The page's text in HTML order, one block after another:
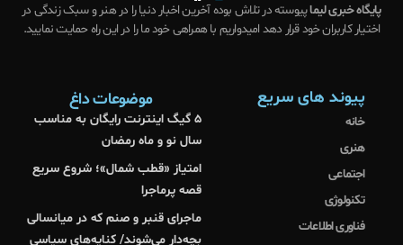
پایگاه خبری لیماپیوسته در تلاش بوده آخرین اخبار دنیا را در هنر و سبک زندگی در
اختیار کاربران خود قرار دهد امیدواریم با همراهی خود ما را در این راه حمایت نمایید.
پیوند های سریع
خانه
هنری
اجتماعی
تکنولوژی
فناوری اطلاعات
موضوعات داغ
۵ گیگ اینترنت رایگان به مناسب
سال نو و ماه رمضان
امتیاز «قطب شمال»؛ شروع سریع
قصه پرماجرا
ماجرای قنبر و صنم که در میانسالی
بچه‌دار می‌شوند/ کنایه‌های سیاسی